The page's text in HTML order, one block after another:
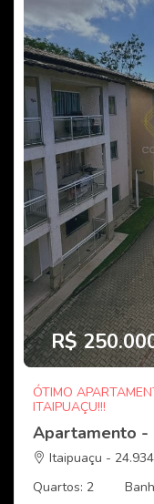
R$
ÓTIMO
ITAIPUAÇU!!!
Apartamento -
Itaipuaçu -
Quartos: 2